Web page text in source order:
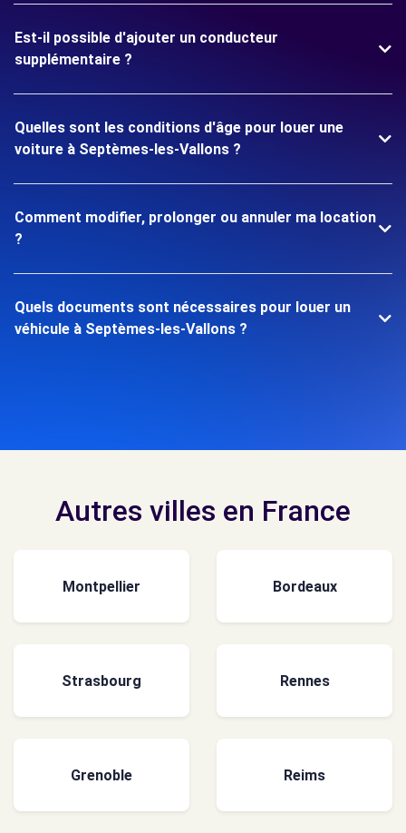
Est-il possible d'ajouter un conducteur
supplémentaire ?
Quelles sont les conditions d'âge pour louer une
voiture à Septèmes-les-Vallons ?
Comment modifier, prolonger ou annuler ma location
?
Quels documents sont nécessaires pour louer un
véhicule à Septèmes-les-Vallons ?
Autres villes en France
Montpellier Bordeaux
Strasbourg Rennes
Grenoble Reims